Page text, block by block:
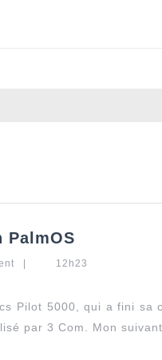
petite)
PalmOS
12h23
Pilot 5000, qui a fini sa
par 3 Com. Mon